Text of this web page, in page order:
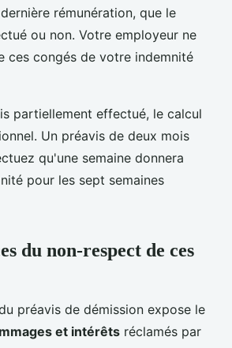
rémunération, que le
ou non. Votre employeur ne
ces congés de votre indemnité
partiellement effectué, le calcul
Un préavis de deux mois
qu'une semaine donnera
pour les sept semaines
du non-respect de ces
préavis de démission expose le
et intérêts réclamés par